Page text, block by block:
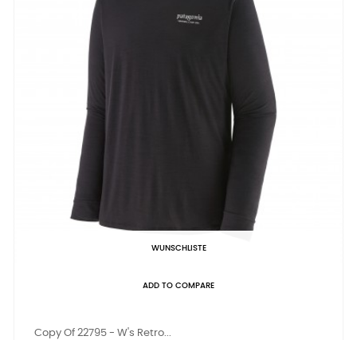
WUNSCHLISTE
ADD TO COMPARE
Copy Of 22795 - W's Retro...